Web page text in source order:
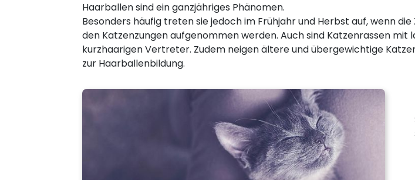
Haarballen sind ein ganzjähriges Phänomen.
Besonders häufig treten sie jedoch im Frühjahr und Herbst auf, wenn
den Katzenzungen aufgenommen werden. Auch sind Katzenrassen
kurzhaarigen Vertreter. Zudem neigen ältere und übergewichtige
zur Haarballenbildung.